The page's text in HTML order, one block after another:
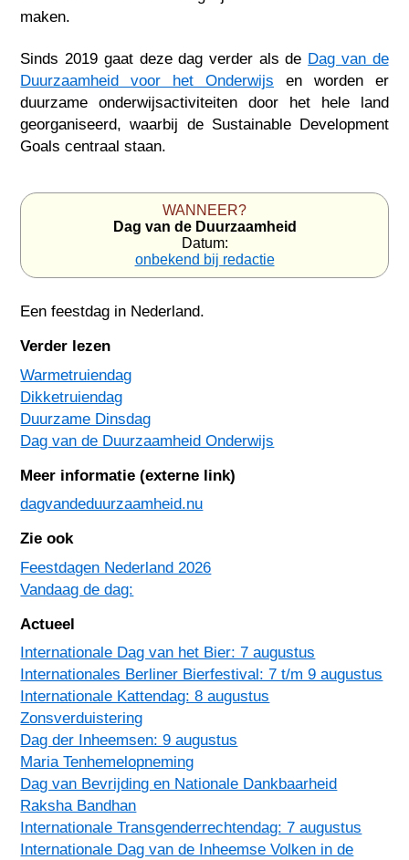
maken.
Sinds 2019 gaat deze dag verder als de Dag van de
Duurzaamheid voor het Onderwijs en worden er
duurzame onderwijsactiviteiten door het hele land
georganiseerd, waarbij de Sustainable Development
Goals centraal staan.
WANNEER?
Dag van de Duurzaamheid
Datum:
onbekend bij redactie
Een feestdag in Nederland.
Verder lezen
Warmetruiendag
Dikketruiendag
Duurzame Dinsdag
Dag van de Duurzaamheid Onderwijs
Meer informatie (externe link)
dagvandeduurzaamheid.nu
Zie ook
Feestdagen Nederland 2026
Vandaag de dag:
Actueel
Internationale Dag van het Bier: 7 augustus
Internationales Berliner Bierfestival: 7 t/m 9 augustus
Internationale Kattendag: 8 augustus
Zonsverduistering
Dag der Inheemsen: 9 augustus
Maria Tenhemelopneming
Dag van Bevrijding en Nationale Dankbaarheid
Raksha Bandhan
Internationale Transgenderrechtendag: 7 augustus
Internationale Dag van de Inheemse Volken in de